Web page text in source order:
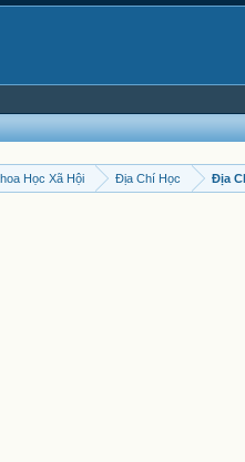
Học Xã Hội Địa Chí Học Địa